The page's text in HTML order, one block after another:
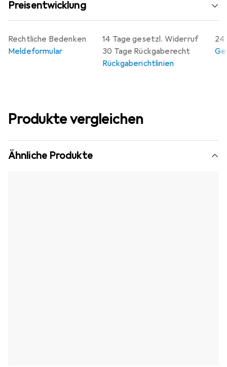
Preisentwicklung
14 Tage gesetzl. Widerruf
30 Tage Rückgaberecht
Rückgaberichtlinien
24
Rechtliche Bedenken
Meldeformular
Produkte vergleichen
Ähnliche Produkte